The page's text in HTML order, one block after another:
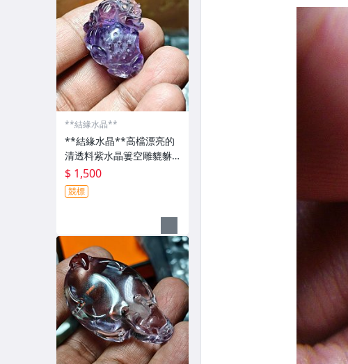
**結緣水晶**
**結緣水晶**高檔漂亮的
清透料紫水晶簍空雕貔貅
如意魚簍8.2公克(7-15),週
年慶回饋金開跑,詳情請參
考商品描述!
$ 1,500
競標